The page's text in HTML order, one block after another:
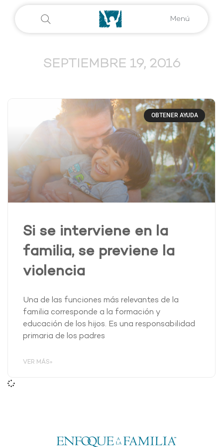
Menú
SEPTIEMBRE 19, 2016
OBTENER AYUDA
Si se interviene en la
familia, se previene la
violencia
Una de las funciones más relevantes de la
familia corresponde a la formación y
educación de los hijos. Es una responsabilidad
primaria de los padres
VER MÁS»